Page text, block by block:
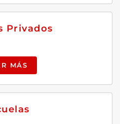
Privados
MÁS